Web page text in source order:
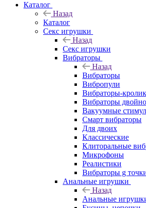
Каталог
Назад
Каталог
Секс игрушки
Назад
Секс игрушки
Вибраторы
Назад
Вибраторы
Вибропули
Вибраторы-
Вибраторы
Вакуумные
Смарт вибраторы
Для двоих
Классические
Клиторальные
Микрофоны
Реалистики
Вибраторы g
Анальные игрушки
Назад
Анальные